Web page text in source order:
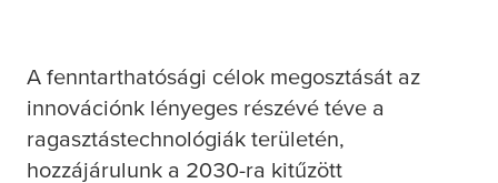
A fenntarthatósági célok megosztását az
innovációnk lényeges részévé téve a
ragasztástechnológiák területén,
hozzájárulunk a 2030-ra kitűzött